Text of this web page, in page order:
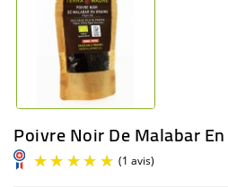
Poivre Noir De Malabar